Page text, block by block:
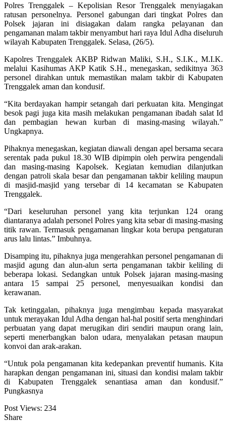
Polres Trenggalek – Kepolisian Resor Trenggalek menyiagakan
ratusan personelnya. Personel gabungan dari tingkat Polres dan
Polsek jajaran ini disiagakan dalam rangka pelayanan dan
pengamanan malam takbir menyambut hari raya Idul Adha diseluruh
wilayah Kabupaten Trenggalek. Selasa, (26/5).
Kapolres Trenggalek AKBP Ridwan Maliki, S.H., S.I.K., M.I.K.
melalui Kasihumas AKP Katik S.H., menegaskan, sedikitnya 363
personel dirahkan untuk memastikan malam takbir di Kabupaten
Trenggalek aman dan kondusif.
“Kita berdayakan hampir setangah dari perkuatan kita. Mengingat
besok pagi juga kita masih melakukan pengamanan ibadah salat Id
dan pembagian hewan kurban di masing-masing wilayah.”
Ungkapnya.
Pihaknya menegaskan, kegiatan diawali dengan apel bersama secara
serentak pada pukul 18.30 WIB dipimpin oleh perwira pengendali
dan masing-masing Kapolsek. Kegiatan kemudian dilanjutkan
dengan patroli skala besar dan pengamanan takbir keliling maupun
di masjid-masjid yang tersebar di 14 kecamatan se Kabupaten
Trenggalek.
“Dari keseluruhan personel yang kita terjunkan 124 orang
diantaranya adalah personel Polres yang kita sebar di masing-masing
titik rawan. Termasuk pengamanan lingkar kota berupa pengaturan
arus lalu lintas.” Imbuhnya.
Disamping itu, pihaknya juga mengerahkan personel pengamanan di
masjid agung dan alun-alun serta pengamanan takbir keliling di
beberapa lokasi. Sedangkan untuk Polsek jajaran masing-masing
antara 15 sampai 25 personel, menyesuaikan kondisi dan
kerawanan.
Tak ketinggalan, pihaknya juga mengimbau kepada masyarakat
untuk merayakan Idul Adha dengan hal-hal positif serta menghindari
perbuatan yang dapat merugikan diri sendiri maupun orang lain,
seperti menerbangkan balon udara, menyalakan petasan maupun
konvoi dan arak-arakan.
“Untuk pola pengamanan kita kedepankan preventif humanis. Kita
harapkan dengan pengamanan ini, situasi dan kondisi malam takbir
di Kabupaten Trenggalek senantiasa aman dan kondusif.”
Pungkasnya
Post Views: 234
Share